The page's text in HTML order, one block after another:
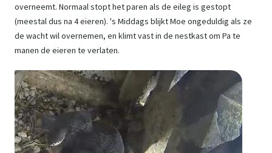
overneemt. Normaal stopt het paren als de eileg is gestopt
(meestal dus na 4 eieren). '​s Middags blijkt Moe ongeduldig als ze
de wacht wil overnemen, en klimt vast in de nestkast om Pa te
manen de eieren te verlaten.